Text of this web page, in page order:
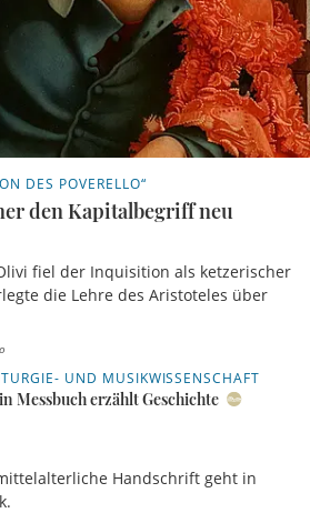
DES POVERELLO“
den Kapitalbegriff neu
fiel der Inquisition als ketzerischer
die Lehre des Aristoteles über
UND MUSIKWISSENSCHAFT
Messbuch erzählt Geschichte
Handschrift geht in